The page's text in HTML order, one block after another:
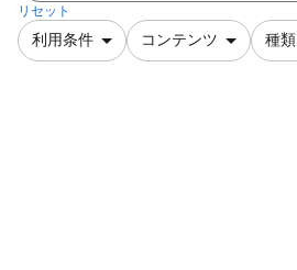
リセット
利用条件 コンテンツ 種類